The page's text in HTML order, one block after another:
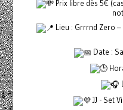
Prix libre dès 5€
Lieu : Grrrnd Zero
Date :
JJ - Set